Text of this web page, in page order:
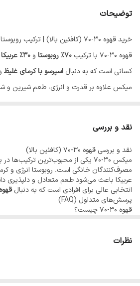
کافئین بالا
توضیحات
خرید قهوه 30-70 (کافئین بالا) | ترکیب روبوستا و عربیکای انرژی‌بخش
قهوه 30-70 با ترکیب
70% روبوستا و 30% عربیکا
کسانی است که به دنبال اسپرسو با کرمای غلیظ
میکس علاوه بر قدرت و انرژی، طعم شیرین و
ترکیبی از بهترین دانه‌های عربیکا و روبوستا
کافئین بالا و مناسب برای شروع روز یا
کرمای غلیظ و طعم کامل و ماندگار
مناسب برای اسپرسو، لاته و کاپوچینو
ترکیب اقتصادی‌تر نسبت به 100% عربیکا
چرا 70% روبوستا؟
کافئین بالاتر
نقد و بررسی
نقد و بررسی قهوه 30-70 (کافئین بالا)
میکس 30-70 یکی از محبوب‌ترین ترکیب‌ها
مصرف‌کنندگان خانگی است. روبوستا انرژی و
عربیکا باعث می‌شود طعم متعادل و دلپذیری
انتخابی عالی برای افرادی است که به دنبال
پرسش‌های متداول (FAQ)
قهوه 30-70 چیست؟
آیا قهوه 30-70 برای اسپرسو مناسب است؟
نظرات